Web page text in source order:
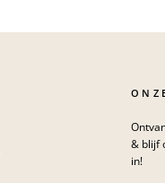
& blijf
in!